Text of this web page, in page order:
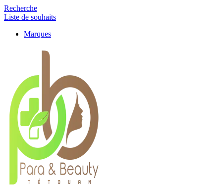
Recherche
Liste de souhaits
Marques